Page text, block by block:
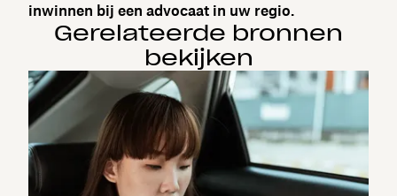
inwinnen bij een advocaat in uw regio.
Gerelateerde bronnen
bekijken